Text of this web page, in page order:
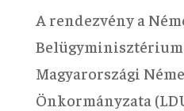
A rendezvény a
Belügyminisztérium
Magyarországi
Önkormányzata